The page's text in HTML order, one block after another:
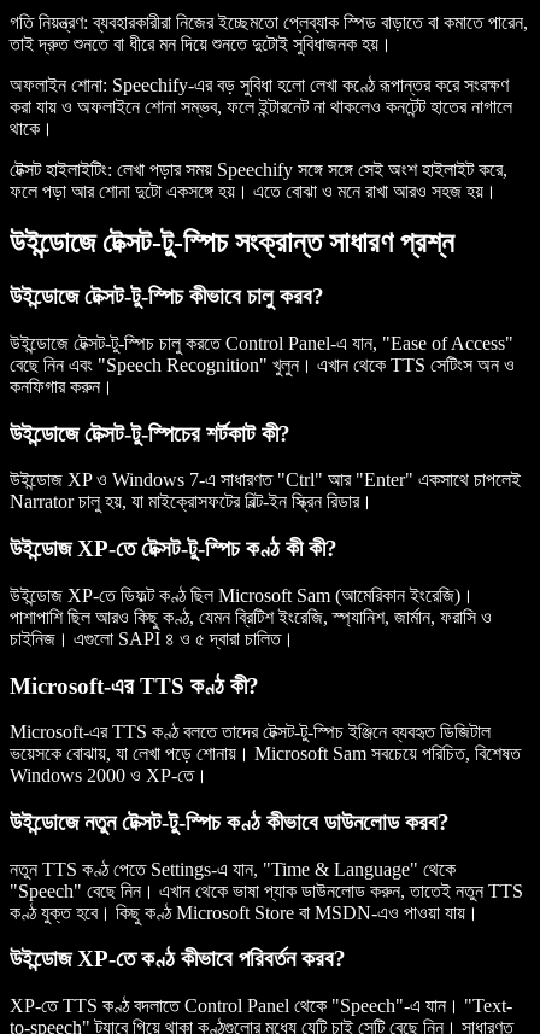
গতি নিয়ন্ত্রণ: ব্যবহারকারীরা নিজের ইচ্ছেমতো প্লেব্যাক স্পিড বাড়াতে বা কমাতে পারেন,
তাই দ্রুত শুনতে বা ধীরে মন দিয়ে শুনতে দুটোই সুবিধাজনক হয়।
অফলাইন শোনা: Speechify-এর বড় সুবিধা হলো লেখা কণ্ঠে রূপান্তর করে সংরক্ষণ
করা যায় ও অফলাইনে শোনা সম্ভব, ফলে ইন্টারনেট না থাকলেও কনটেন্ট হাতের নাগালে
থাকে।
টেক্সট হাইলাইটিং: লেখা পড়ার সময় Speechify সঙ্গে সঙ্গে সেই অংশ হাইলাইট করে,
ফলে পড়া আর শোনা দুটো একসঙ্গে হয়। এতে বোঝা ও মনে রাখা আরও সহজ হয়।
উইন্ডোজে টেক্সট-টু-স্পিচ সংক্রান্ত সাধারণ প্রশ্ন
উইন্ডোজে টেক্সট-টু-স্পিচ কীভাবে চালু করব?
উইন্ডোজে টেক্সট-টু-স্পিচ চালু করতে Control Panel-এ যান, "Ease of Access"
বেছে নিন এবং "Speech Recognition" খুলুন। এখান থেকে TTS সেটিংস অন ও
কনফিগার করুন।
উইন্ডোজে টেক্সট-টু-স্পিচের শর্টকাট কী?
উইন্ডোজ XP ও Windows 7-এ সাধারণত "Ctrl" আর "Enter" একসাথে চাপলেই
Narrator চালু হয়, যা মাইক্রোসফটের বিল্ট-ইন স্ক্রিন রিডার।
উইন্ডোজ XP-তে টেক্সট-টু-স্পিচ কণ্ঠ কী কী?
উইন্ডোজ XP-তে ডিফল্ট কণ্ঠ ছিল Microsoft Sam (আমেরিকান ইংরেজি)।
পাশাপাশি ছিল আরও কিছু কণ্ঠ, যেমন ব্রিটিশ ইংরেজি, স্প্যানিশ, জার্মান, ফরাসি ও
চাইনিজ। এগুলো SAPI ৪ ও ৫ দ্বারা চালিত।
Microsoft-এর TTS কণ্ঠ কী?
Microsoft-এর TTS কণ্ঠ বলতে তাদের টেক্সট-টু-স্পিচ ইঞ্জিনে ব্যবহৃত ডিজিটাল
ভয়েসকে বোঝায়, যা লেখা পড়ে শোনায়। Microsoft Sam সবচেয়ে পরিচিত, বিশেষত
Windows 2000 ও XP-তে।
উইন্ডোজে নতুন টেক্সট-টু-স্পিচ কণ্ঠ কীভাবে ডাউনলোড করব?
নতুন TTS কণ্ঠ পেতে Settings-এ যান, "Time & Language" থেকে
"Speech" বেছে নিন। এখান থেকে ভাষা প্যাক ডাউনলোড করুন, তাতেই নতুন TTS
কণ্ঠ যুক্ত হবে। কিছু কণ্ঠ Microsoft Store বা MSDN-এও পাওয়া যায়।
উইন্ডোজ XP-তে কণ্ঠ কীভাবে পরিবর্তন করব?
XP-তে TTS কণ্ঠ বদলাতে Control Panel থেকে "Speech"-এ যান। "Text-
to-speech" ট্যাবে গিয়ে থাকা কণ্ঠগুলোর মধ্যে যেটি চাই সেটি বেছে নিন। সাধারণত